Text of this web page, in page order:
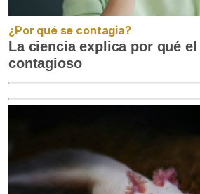
¿Por qué se contagia?
La ciencia explica por qué
contagioso